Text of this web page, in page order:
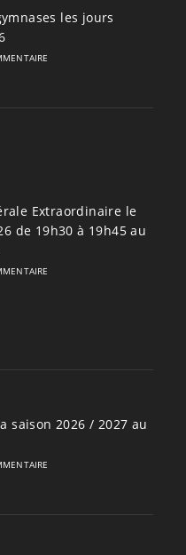
les jours
Extraordinaire le
de 19h30 à 19h45 au
saison 2026 / 2027 au